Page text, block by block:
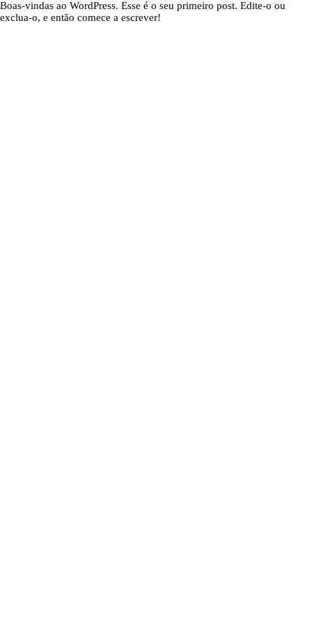
Boas-vindas ao WordPress. Esse é o seu primeiro post. Edite-o ou
exclua-o, e então comece a escrever!